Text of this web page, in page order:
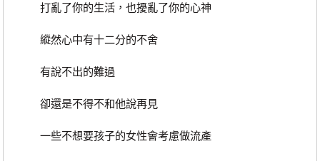
打亂了你的生活，也擾亂了你的心神
縱然心中有十二分的不舍
有說不出的難過
卻還是不得不和他說再見
一些不想要孩子的女性會考慮做流產